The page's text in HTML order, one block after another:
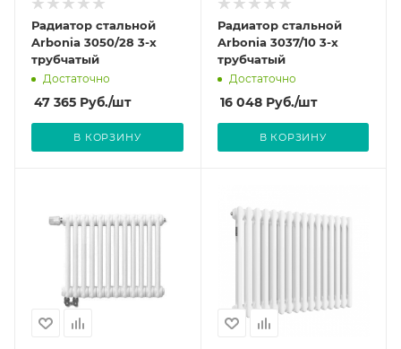
Радиатор стальной
Arbonia 3050/28 3-х
трубчатый
Достаточно
47 365 Руб./шт
В КОРЗИНУ
Радиатор стальной
Arbonia 3037/10 3-х
трубчатый
Достаточно
16 048Руб./шт
В КОРЗИНУ